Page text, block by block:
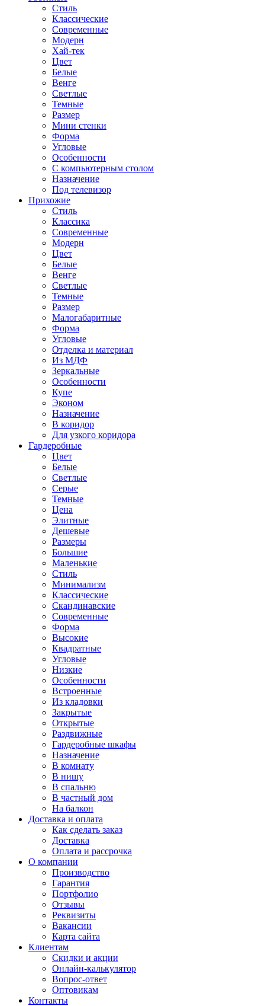
Стиль
Классические
Современные
Модерн
Хай-тек
Цвет
Белые
Венге
Светлые
Темные
Размер
Мини стенки
Форма
Угловые
Особенности
С компьютерным столом
Назначение
Под телевизор
Прихожие
Стиль
Классика
Современные
Модерн
Цвет
Белые
Венге
Светлые
Темные
Размер
Малогабаритные
Форма
Угловые
Отделка и материал
Из МДФ
Зеркальные
Особенности
Купе
Эконом
Назначение
В коридор
Для узкого коридора
Гардеробные
Цвет
Белые
Светлые
Серые
Темные
Цена
Элитные
Дешевые
Размеры
Большие
Маленькие
Стиль
Минимализм
Классические
Скандинавские
Современные
Форма
Высокие
Квадратные
Угловые
Низкие
Особенности
Встроенные
Из кладовки
Закрытые
Открытые
Раздвижные
Гардеробные шкафы
Назначение
В комнату
В нишу
В спальню
В частный дом
На балкон
Доставка и оплата
Как сделать заказ
Доставка
Оплата и рассрочка
О компании
Производство
Гарантия
Портфолио
Отзывы
Реквизиты
Вакансии
Карта сайта
Клиентам
Скидки и акции
Онлайн-калькулятор
Вопрос-ответ
Оптовикам
Контакты